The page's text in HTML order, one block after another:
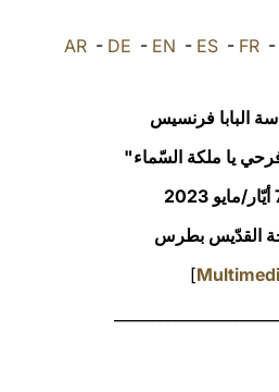
العربيّة
AR- DE - EN - ES- FR-
البابا فرنسيس
يا ملكة السّماء"
القدّيس بطرس
]